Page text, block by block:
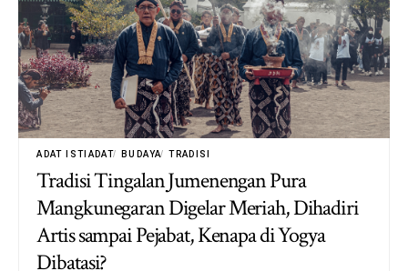
ADAT ISTIADAT BUDAYA TRADISI
Tradisi Tingalan Jumenengan Pura
Mangkunegaran Digelar Meriah, Dihadiri
Artis sampai Pejabat, Kenapa di Yogya
Dibatasi?